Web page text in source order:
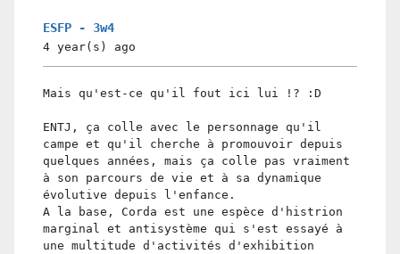
ESFP - 3w4
4 year(s) ago
Mais qu'est-ce qu'il fout ici lui !? :D
ENTJ, ça colle avec le personnage qu'il
campe et qu'il cherche à promouvoir depuis
quelques années, mais ça colle pas vraiment
à son parcours de vie et à sa dynamique
évolutive depuis l'enfance.
A la base, Corda est une espèce d'histrion
marginal et antisystème qui s'est essayé à
une multitude d'activités d'exhibition